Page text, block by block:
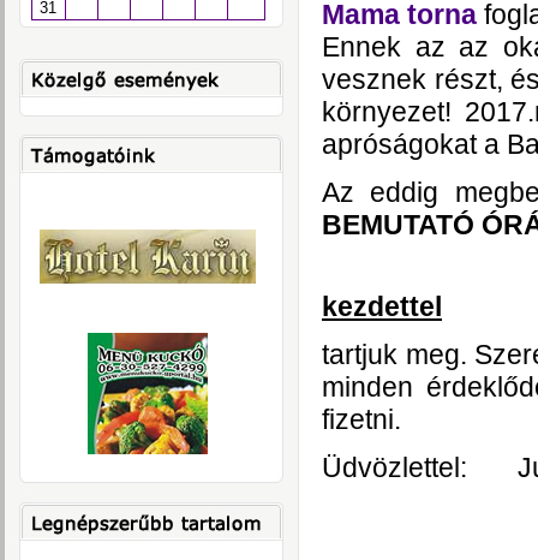
31
Mama torna
Ennek az az
vesznek részt,
környezet!
apróságokat a
Az eddig
BEMUTATÓ
kezdettel
tartjuk meg.
minden
fizetni.
Üdvözlettel: